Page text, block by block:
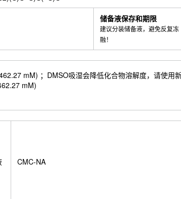
储备液保存和期限
建议分装储备液，避免反复冻
融！
mM) ；DMSO吸湿会降低化合物溶解度，请使用
mM)
CMC-NA